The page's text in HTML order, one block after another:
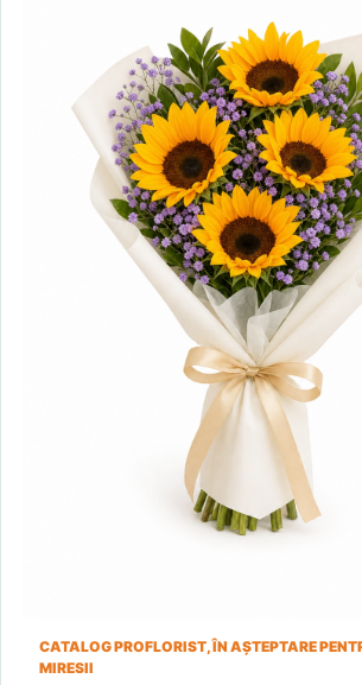
CATALOG PROFLORIST, ÎN AȘTEPTARE
MIRESII